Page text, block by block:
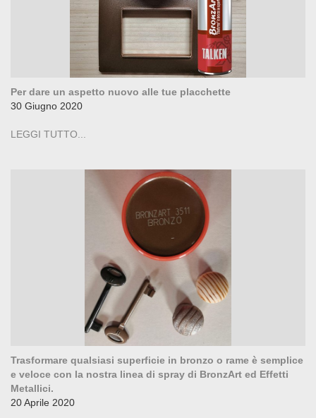
Per dare un aspetto nuovo alle tue placchette
30 Giugno 2020
LEGGI TUTTO...
Trasformare qualsiasi superficie in bronzo o rame è semplice
e veloce con la nostra linea di spray di BronzArt ed Effetti
Metallici.
20 Aprile 2020